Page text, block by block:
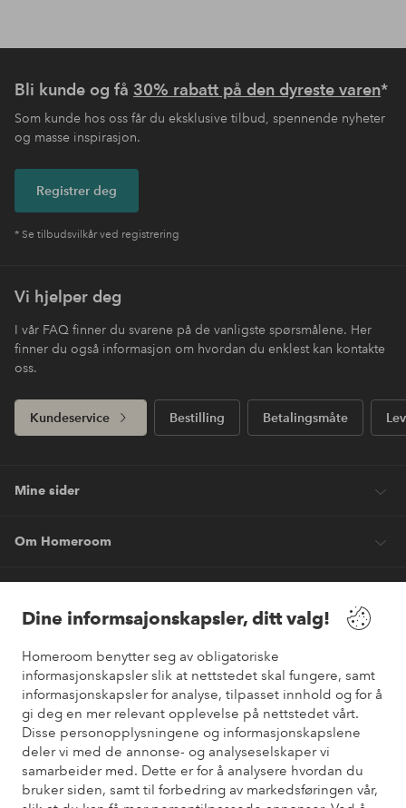
Dine informsajonskapsler, ditt valg!
Homeroom benytter seg av obligatoriske
informasjonskapsler slik at nettstedet skal fungere, samt
informasjonskapsler for analyse, tilpasset innhold og for å
gi deg en mer relevant opplevelse på nettstedet vårt.
Disse personopplysningene og informasjonskapslene
deler vi med de annonse- og analyseselskaper vi
samarbeider med. Dette er for å analysere hvordan du
bruker siden, samt til forbedring av markedsføringen vår,
Bli kunde og få 30% rabatt på den dyreste varen*
Som kunde hos oss får du eksklusive tilbud, spennende nyheter
og masse inspirasjon.
Registrer deg
* Se tilbudsvilkår ved registrering
Vi hjelper deg
I vår FAQ finner du svarene på de vanligste spørsmålene. Her
finner du også informasjon om hvordan du enklest kan kontakte
oss.
Kundeservice Bestilling Betalingsmåte
Mine sider
Om Homeroom
Venner
Sikre betalinger
Vil du vite mer om våre betalingsalternativer?